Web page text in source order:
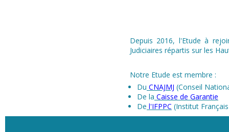
Depuis 2016, l'Etude à
Judiciaires répartis sur les
Notre Etude est membre :
Du CNAJMJ (Conseil
De la Caisse de Garantie
De l'IFPPC (Institut